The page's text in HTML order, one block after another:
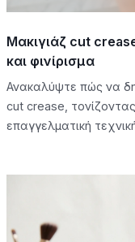
Μακιγιάζ cut
και φινίρισμα
Ανακαλύψτε πώς να
cut crease,
επαγγελματική